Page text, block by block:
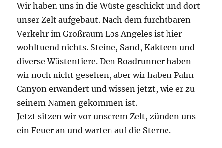
Wir haben uns in die Wüste geschickt und dort
unser Zelt aufgebaut. Nach dem furchtbaren
Verkehr im Großraum Los Angeles ist hier
wohltuend nichts. Steine, Sand, Kakteen und
diverse Wüstentiere. Den Roadrunner haben
wir noch nicht gesehen, aber wir haben Palm
Canyon erwandert und wissen jetzt, wie er zu
seinem Namen gekommen ist.
Jetzt sitzen wir vor unserem Zelt, zünden uns
ein Feuer an und warten auf die Sterne.